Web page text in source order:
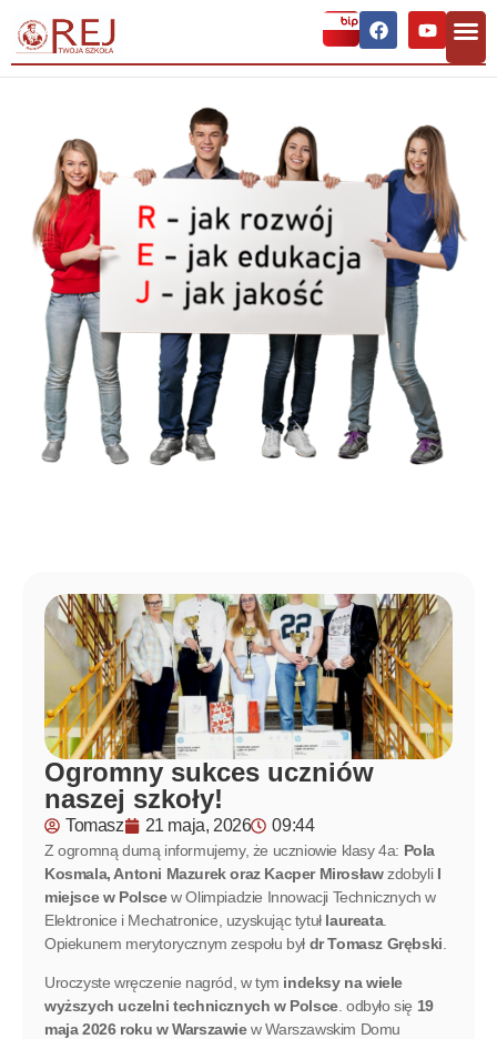
Ogromny sukces uczniów
naszej szkoły!
Tomasz 21 maja, 2026 09:44
Z ogromną dumą informujemy, że uczniowie klasy 4a: Pola
Kosmala, Antoni Mazurek oraz Kacper Mirosławzdobyli I
miejsce w Polscew Olimpiadzie Innowacji Technicznych w
Elektronice i Mechatronice, uzyskując tytuł laureata.
Opiekunem merytorycznym zespołu był dr Tomasz Grębski
Uroczyste wręczenie nagród, w tym indeksy na wiele
wyższych uczelni technicznych w Polsce. odbyło się 19
maja 2026 roku w Warszawiew Warszawskim Domu